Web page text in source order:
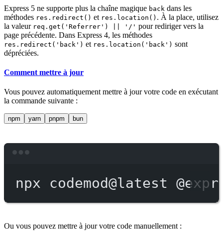
Express 5 ne supporte plus la chaîne magique back dans les
méthodes res.redirect() et res.location() . À la place, utilisez
la valeur req.get('Referrer') || '/' pour rediriger vers la
page précédente. Dans Express 4, les méthodes
res.redirect('back') et res.location('back') sont
dépréciées.
Comment mettre à jour
Vous pouvez automatiquement mettre à jour votre code en exécutant
la commande suivante :
npm yarn pnpm bun
npx codemod@latest
Ou vous pouvez mettre à jour votre code manuellement :